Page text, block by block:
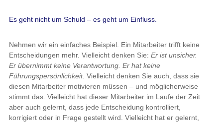
Es geht nicht um Schuld – es geht um Einfluss.
Nehmen wir ein einfaches Beispiel. Ein Mitarbeiter trifft keine
Entscheidungen mehr. Vielleicht denken Sie: Er ist unsicher.
Er übernimmt keine Verantwortung. Er hat keine
Führungspersönlichkeit. Vielleicht denken Sie auch, dass sie
diesen Mitarbeiter motivieren müssen – und möglicherweise
stimmt das. Vielleicht hat dieser Mitarbeiter im Laufe der Zeit
aber auch gelernt, dass jede Entscheidung kontrolliert,
korrigiert oder in Frage gestellt wird. Vielleicht hat er gelernt,